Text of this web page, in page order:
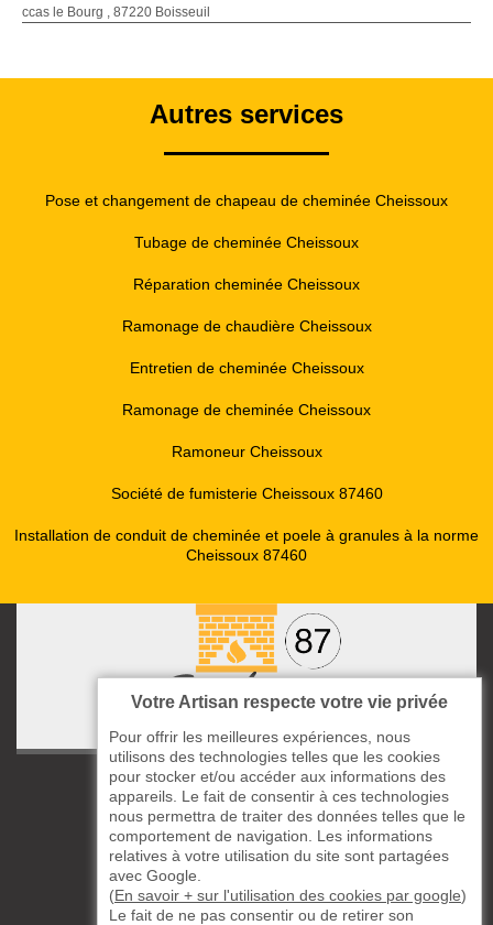
ccas le Bourg , 87220 Boisseuil
Autres services
Pose et changement de chapeau de cheminée Cheissoux
Tubage de cheminée Cheissoux
Réparation cheminée Cheissoux
Ramonage de chaudière Cheissoux
Entretien de cheminée Cheissoux
Ramonage de cheminée Cheissoux
Ramoneur Cheissoux
Société de fumisterie Cheissoux 87460
Installation de conduit de cheminée et poele à granules à la norme
Cheissoux 87460
ccas le Bourg
87220 Boisseuil
05 33 06 14 49
06 37 57 44 80
Siret : 823732649
Votre Artisan respecte votre vie privée
Pour offrir les meilleures expériences, nous
utilisons des technologies telles que les cookies
pour stocker et/ou accéder aux informations des
appareils. Le fait de consentir à ces technologies
nous permettra de traiter des données telles que le
comportement de navigation. Les informations
relatives à votre utilisation du site sont partagées
avec Google.
(En savoir + sur l'utilisation des cookies par google)
Le fait de ne pas consentir ou de retirer son